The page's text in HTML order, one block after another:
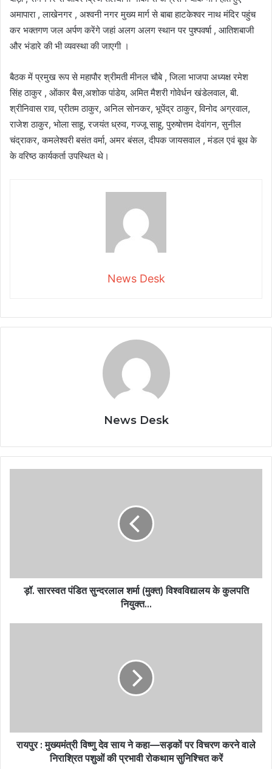
अमापारा , लाखेनगर , अश्वनी नगर मुख्य मार्ग से बाबा हाटकेश्वर नाथ मंदिर पहुंच
कर भक्तगण जल अर्पण करेंगे जहां अलग अलग स्थान पर पुश्पवर्षा , आतिशबाजी
और भंडारे की भी व्यवस्था की जाएगी ।
बैठक में प्रमुख रूप से महापौर श्रीमती मीनल चौबे , जिला भाजपा अध्यक्ष रमेश
सिंह ठाकुर , ओंकार बैस,अशोक पांडेय, अमित मैशरी गोवेर्धन खंडेलवाल, बी.
श्रीनिवास राव, प्रीतम ठाकुर, अनिल सोनकर, भूपेंद्र ठाकुर, विनोद अग्रवाल,
राजेश ठाकुर, भोला साहू, रजयंत ध्रुव, गज्जू साहू, पुरुषोत्तम देवांगन, सुनील
चंद्राकर, कमलेश्वरी बसंत वर्मा, अमर बंसल, दीपक जायसवाल , मंडल एवं बूथ के
के वरिष्ठ कार्यकर्ता उपस्थित थे।
News Desk
News Desk
ड़ॉ. सारस्वत पंडित सुन्दरलाल शर्मा (मुक्त) विश्वविद्यालय के कुलपति
नियुक्त…
रायपुर : मुख्यमंत्री विष्णु देव साय ने कहा—सड़कों पर विचरण करने वाले
निराश्रित पशुओं की प्रभावी रोकथाम सुनिश्चित करें